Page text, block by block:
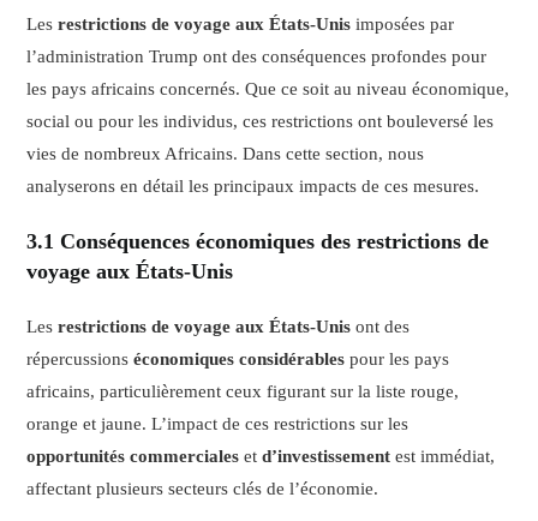
Lesrestrictions de voyage aux États-Unis imposées par
l’administration Trump ont des conséquences profondes pour
les pays africains concernés. Que ce soit au niveau économique,
social ou pour les individus, ces restrictions ont bouleversé les
vies de nombreux Africains. Dans cette section, nous
analyserons en détail les principaux impacts de ces mesures.
3.1 Conséquences économiques des restrictions de
voyage aux États-Unis
Lesrestrictions de voyage aux États-Unis ont des
répercussionséconomiques considérables pour les pays
africains, particulièrement ceux figurant sur la liste rouge,
orange et jaune. L’impact de ces restrictions sur les
opportunités commerciales etd’investissement est immédiat,
affectant plusieurs secteurs clés de l’économie.